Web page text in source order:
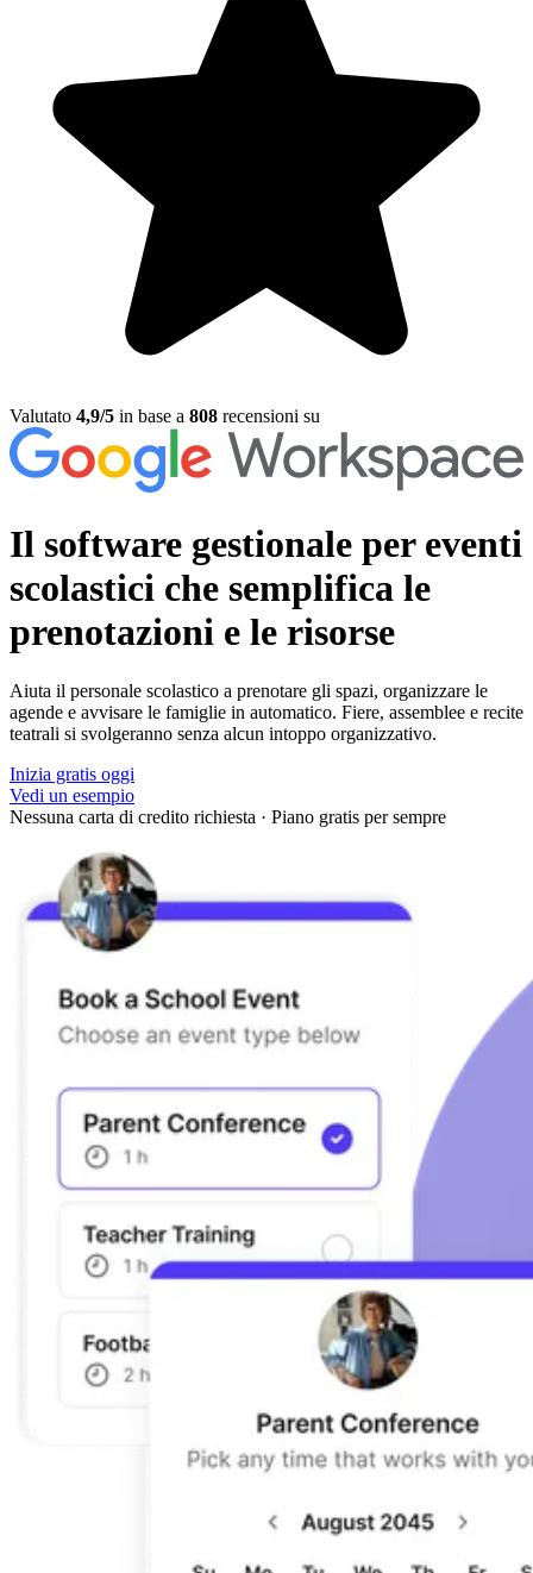
Valutato 4,9/5 in base a 808 recensioni su
Il software gestionale per eventi
scolastici che semplifica le
prenotazioni e le risorse
Aiuta il personale scolastico a prenotare gli spazi, organizzare le
agende e avvisare le famiglie in automatico. Fiere, assemblee e recite
teatrali si svolgeranno senza alcun intoppo organizzativo.
Inizia gratis oggi
Vedi un esempio
Nessuna carta di credito richiesta · Piano gratis per sempre